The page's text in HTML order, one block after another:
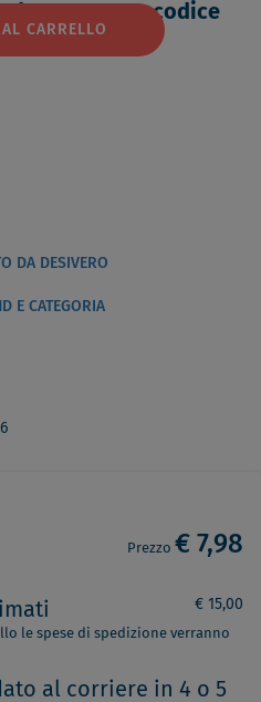
CARRELLO
115 mm codice
DA DESIVERO
E CATEGORIA
Prezzo € 7,98
€ 15,00
le spese di spedizione verranno
al corriere in 4 o 5